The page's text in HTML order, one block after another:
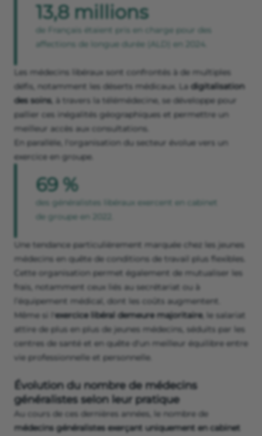
13,8 millions
de Français étaient pris en charge pour des
affections de longue durée (ALD) en 2024.
Les médecins libéraux sont confrontés à de multiples
défis, notamment les déserts médicaux. La digitalisation
des soins, à travers la télémédecine, se développe pour
pallier ces inégalités géographiques et permettre un
meilleur accès aux consultations.
En parallèle, l'organisation du secteur évolue vers un
exercice en groupe.
69 %
des généralistes libéraux exercent en cabinet
de groupe en 2022.
Une tendance particulièrement marquée chez les jeunes
médecins en quête de conditions de travail plus flexibles.
Cette organisation permet également de mutualiser les
frais, notamment ceux liés au secrétariat ou à
l’équipement médical, dont les coûts augmentent.
Même si l' exercice libéral demeure majoritaire, le salariat
attire de plus en plus de jeunes médecins, séduits par les
centres de santé et en quête d'un meilleur équilibre entre
vie professionnelle et personnelle.
Évolution du nombre de médecins
généralistes selon leur pratique
Au cours de ces dernières années, le nombre de
médecins généralistes exerçant uniquement en cabinet